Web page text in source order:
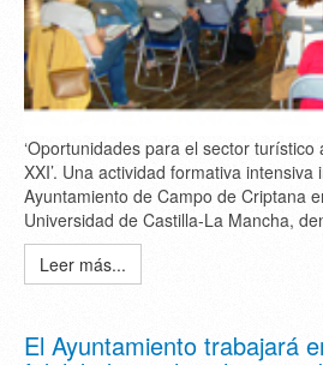
‘Oportunidades para el sector
XXI’. Una actividad formativa
Ayuntamiento de Campo de Criptana
Universidad de Castilla-La Mancha,
Leer más...
El Ayuntamiento trabajará